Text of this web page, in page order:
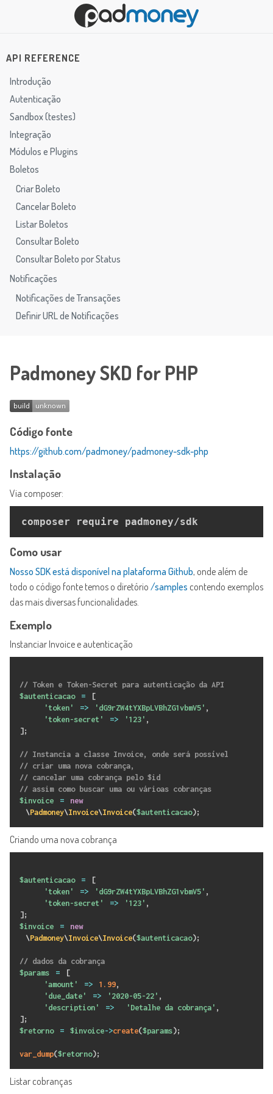
API REFERENCE
Introdução
Autenticação
Sandbox (testes)
Integração
Módulos e Plugins
Boletos
Criar Boleto
Cancelar Boleto
Listar Boletos
Consultar Boleto
Consultar Boleto por Status
Notificações
Notificações de Transações
Definir URL de Notificações
Padmoney SKD for PHP
Código fonte
https://github.com/padmoney/padmoney-sdk-php
Instalação
Via composer:
Como usar
Nosso SDK está disponível na plataforma Github, onde além de
todo o código fonte temos o diretório /samples contendo exemplos
das mais diversas funcionalidades.
Exemplo
Instanciar Invoice e autenticação
// Token e Token-Secret para autenticação da API
$autenticacao
=
[
'token'
=> 'dG9rZW4tYXBpLVBhZG1vbmV5' ,
'token-secret'
=> '123' ,
] ;
// Instancia a classe Invoice, onde será possível
// criar uma nova cobrança,
// cancelar uma cobrança pelo $id
// assim como buscar uma ou várioas cobranças
$invoice
=
new
\Padmoney\Invoice\Invoice($autenticacao);
Criando uma nova cobrança
$autenticacao =
[
'token'
=> 'dG9rZW4tYXBpLVBhZG1vbmV5' ,
'token-secret'
=> '123' ,
] ;
$invoice
=
new
\Padmoney\Invoice\Invoice($autenticacao);
// dados da cobrança
$params
=
[
'amount'
=> 1.99,
'due_date'
=> '2020-05-22' ,
'description'
=> 'Detalhe da cobrança' ,
] ;
$retorno
= $invoice->create($params);
var_dump($retorno);
Listar cobranças